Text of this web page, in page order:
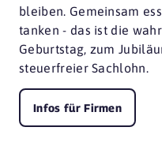
bleiben. Gemeinsam
tanken - das ist die
Geburtstag, zum
steuerfreier Sachlohn.
Infos für Firmen